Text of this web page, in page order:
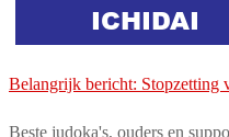
Belangrijk bericht: Stopzetting
Beste judoka's, ouders en